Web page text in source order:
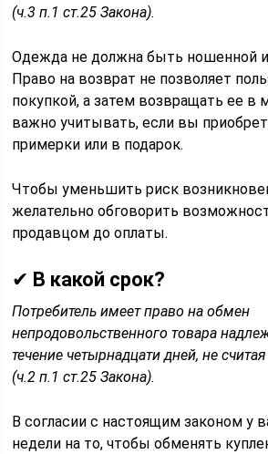
(ч.3 п.1 ст.25 Закона).
Одежда не должна быть ношенной
Право на возврат не позволяет
покупкой, а затем возвращать ее в
важно учитывать, если вы
примерки или в подарок.
Чтобы уменьшить риск
желательно обговорить
продавцом до оплаты.
✔ В какой срок?
Потребитель имеет право на обмен
непродовольственного товара
течение четырнадцати дней, не
(ч.2 п.1 ст.25 Закона).
В согласии с настоящим законом у
недели на то, чтобы обменять